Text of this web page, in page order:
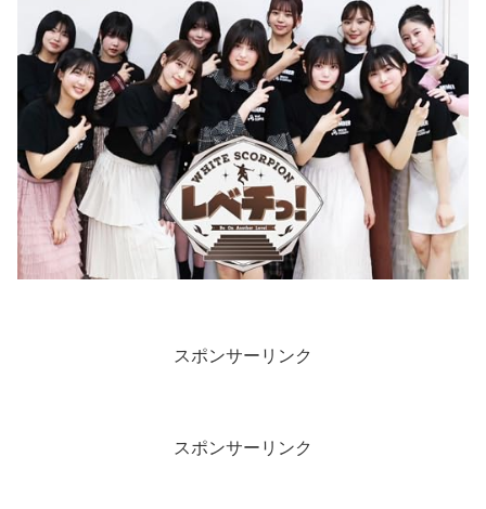
スポンサーリンク
スポンサーリンク